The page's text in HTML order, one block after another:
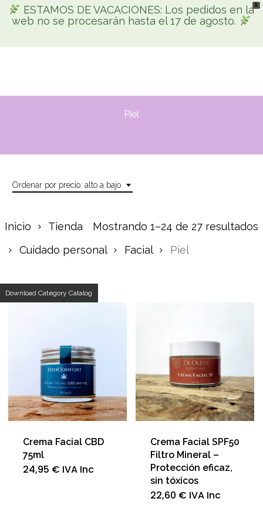
X
ESTAMOS DE VACACIONES: Los pedidos en la
web no se procesarán hasta el 17 de agosto.
Skip
mainBúsqueda
searchaccount
Piel
Ordenar por precio: alto a bajo
Mostrando 1–24 de 27 resultados
Inicio
Tienda
Cuidado personal
Facial Piel
Download Category Catalog
Crema Facial CBD
75ml
24,95 € IVA Inc
Crema Facial SPF50
Filtro Mineral –
Protección eficaz,
sin tóxicos
22,60 € IVA Inc